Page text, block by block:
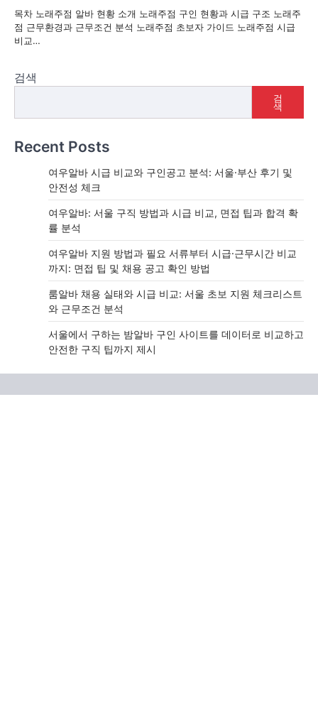
목차 노래주점 알바 현황 소개 노래주점 구인 현황과 시급 구조 노래주
점 근무환경과 근무조건 분석 노래주점 초보자 가이드 노래주점 시급
비교…
검색
검
색
Recent Posts
여우알바 시급 비교와 구인공고 분석: 서울·부산 후기 및
안전성 체크
여우알바: 서울 구직 방법과 시급 비교, 면접 팁과 합격 확
률 분석
여우알바 지원 방법과 필요 서류부터 시급·근무시간 비교
까지: 면접 팁 및 채용 공고 확인 방법
룸알바 채용 실태와 시급 비교: 서울 초보 지원 체크리스트
와 근무조건 분석
서울에서 구하는 밤알바 구인 사이트를 데이터로 비교하고
안전한 구직 팁까지 제시